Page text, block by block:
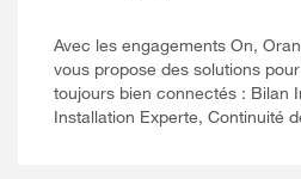
Avec les engagements On,
vous propose des solutions
toujours bien connectés : Bilan
Installation Experte, Continuité